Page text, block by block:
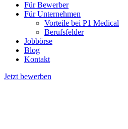
Für Bewerber
Für Unternehmen
Vorteile bei P1 Medical
Berufsfelder
Jobbörse
Blog
Kontakt
Jetzt bewerben